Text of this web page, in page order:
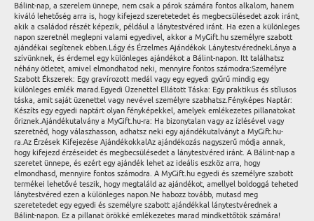
Bálint-nap, a szerelem ünnepe, nem csak a párok számára fontos alkalom, hanem
kiváló lehetőség arra is, hogy kifejezd szeretetedet és megbecsülésedet azok iránt,
akik a családod részét képezik, például a lánytestvéred iránt. Ha ezen a különleges
napon szeretnél meglepni valami egyedivel, akkor a MyGift.hu személyre szabott
ajándékai segítenek ebben.Lágy és Érzelmes Ajándékok LánytestvérednekLánya a
szívünknek, és érdemel egy különleges ajándékot a Bálint-napon. Itt találhatsz
néhány ötletet, amivel elmondhatod neki, mennyire fontos számodra:Személyre
Szabott Ékszerek: Egy gravírozott medál vagy egy egyedi gyűrű mindig egy
különleges emlék marad.Egyedi Üzenettel Ellátott Táska: Egy praktikus és stílusos
táska, amit saját üzenettel vagy nevével személyre szabhatsz.Fényképes Naptár:
Készíts egy egyedi naptárt olyan fényképekkel, amelyek emlékezetes pillanatokat
őriznek.Ajándékutalvány a MyGift.hu-ra: Ha bizonytalan vagy az ízlésével vagy
szeretnéd, hogy válaszhasson, adhatsz neki egy ajándékutalványt a MyGift.hu-
ra.Az Érzések Kifejezése AjándékokkalAz ajándékozás nagyszerű módja annak,
hogy kifejezd érzéseidet és megbecsülésedet a lánytestvéred iránt. A Bálint-nap a
szeretet ünnepe, és ezért egy ajándék lehet az ideális eszköz arra, hogy
elmondhasd, mennyire fontos számodra. A MyGift.hu egyedi és személyre szabott
termékei lehetővé teszik, hogy megtaláld az ajándékot, amellyel boldoggá teheted
lánytestvéred ezen a különleges napon.Ne habozz tovább, mutasd meg
szeretetedet egy egyedi és személyre szabott ajándékkal lánytestvérednek a
Bálint-napon. Ez a pillanat örökké emlékezetes marad mindkettőtök számára!